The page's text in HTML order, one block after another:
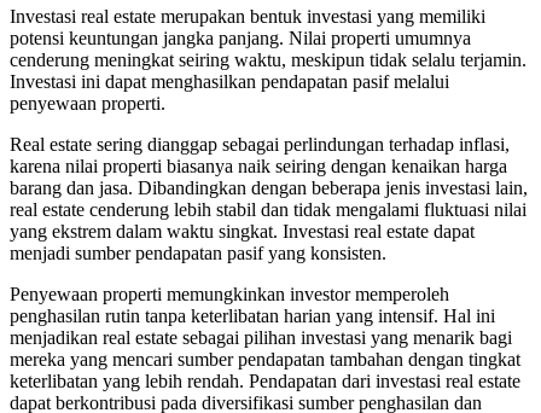
Investasi real estate merupakan bentuk investasi yang memiliki
potensi keuntungan jangka panjang. Nilai properti umumnya
cenderung meningkat seiring waktu, meskipun tidak selalu terjamin.
Investasi ini dapat menghasilkan pendapatan pasif melalui
penyewaan properti.
Real estate sering dianggap sebagai perlindungan terhadap inflasi,
karena nilai properti biasanya naik seiring dengan kenaikan harga
barang dan jasa. Dibandingkan dengan beberapa jenis investasi lain,
real estate cenderung lebih stabil dan tidak mengalami fluktuasi nilai
yang ekstrem dalam waktu singkat. Investasi real estate dapat
menjadi sumber pendapatan pasif yang konsisten.
Penyewaan properti memungkinkan investor memperoleh
penghasilan rutin tanpa keterlibatan harian yang intensif. Hal ini
menjadikan real estate sebagai pilihan investasi yang menarik bagi
mereka yang mencari sumber pendapatan tambahan dengan tingkat
keterlibatan yang lebih rendah. Pendapatan dari investasi real estate
dapat berkontribusi pada diversifikasi sumber penghasilan dan